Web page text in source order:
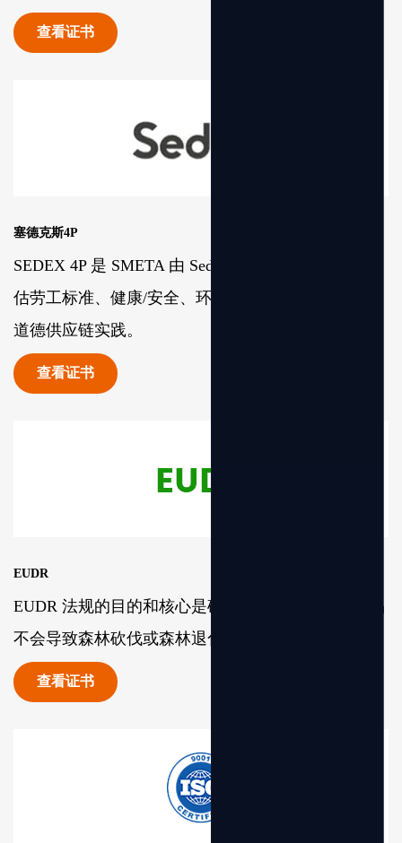
查看证书
塞德克斯4P
SEDEX 4P 是 SMETA 由 Sedex 进行的审核，全面评
估劳工标准、健康/安全、环境和商业道德，以确保
道德供应链实践。
查看证书
EUDR
EUDR 法规的目的和核心是确保欧盟公民消费的产品
不会导致森林砍伐或森林退化。
查看证书